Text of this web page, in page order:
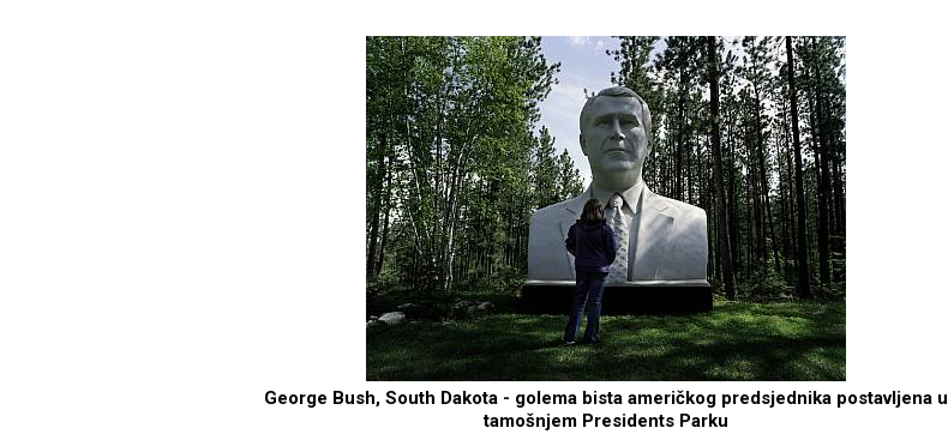
George Bush, South Dakota - golema bista američkog predsjednika postavljena u
tamošnjem Presidents Parku